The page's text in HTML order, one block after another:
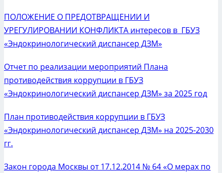
ПОЛОЖЕНИЕ О ПРЕДОТВРАЩЕНИИ И
УРЕГУЛИРОВАНИИ КОНФЛИКТА интересов в ГБУЗ
«Эндокринологический диспансер ДЗМ»
Отчет по реализации мероприятий Плана
противодействия коррупции в ГБУЗ
«Эндокринологический диспансер ДЗМ» за 2025 год
План противодействия коррупции в ГБУЗ
«Эндокринологический диспансер ДЗМ» на 2025-2030
гг.
Закон города Москвы от 17.12.2014 № 64 «О мерах по